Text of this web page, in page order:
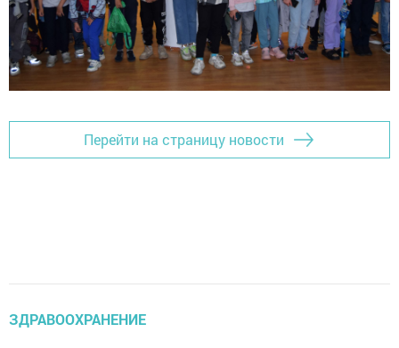
Перейти на страницу новости
ЗДРАВООХРАНЕНИЕ